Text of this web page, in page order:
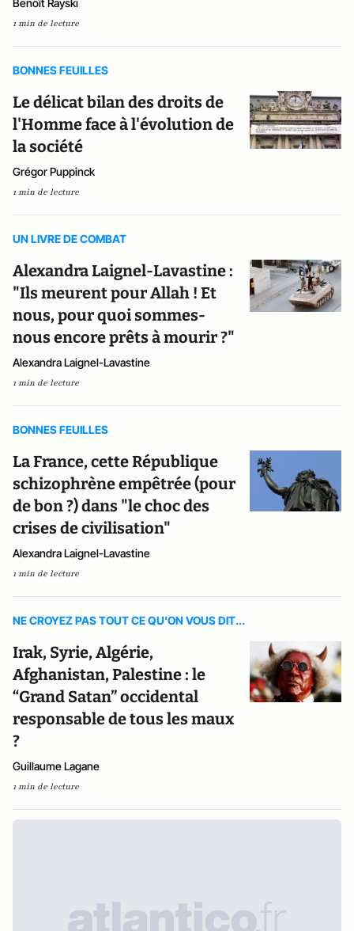
1 min de lecture
BONNES FEUILLES
Le délicat bilan des droits de
l'Homme face à l'évolution de
la société
Grégor Puppinck
1 min de lecture
UN LIVRE DE COMBAT
Alexandra Laignel-Lavastine :
"Ils meurent pour Allah ! Et
nous, pour quoi sommes-
nous encore prêts à mourir ?"
Alexandra Laignel-Lavastine
1 min de lecture
BONNES FEUILLES
La France, cette République
schizophrène empêtrée (pour
de bon ?) dans "le choc des
crises de civilisation"
Alexandra Laignel-Lavastine
1 min de lecture
NE CROYEZ PAS TOUT CE QU'ON VOUS DIT...
Irak, Syrie, Algérie,
Afghanistan, Palestine : le
“Grand Satan” occidental
responsable de tous les maux
?
Guillaume Lagane
1 min de lecture